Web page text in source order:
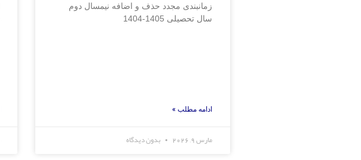
زمانبندی مجدد حذف و اضافه نیمسال دوم
سال تحصیلی 1405-1404
ادامه مطلب »
مارس 9, 2026 بدون دیدگاه